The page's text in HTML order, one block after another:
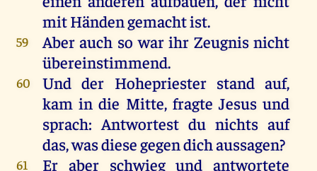
mitHändengemachtist.
59 Aber auch so war ihr Zeugnis nicht
übereinstimmend.
60 Und der Hohepriester stand auf,
kam in die Mitte, fragte Jesus und
sprach: Antwortest du nichts auf
das,wasdiesegegendichaussagen?
61 Er aber schwieg und antwortete